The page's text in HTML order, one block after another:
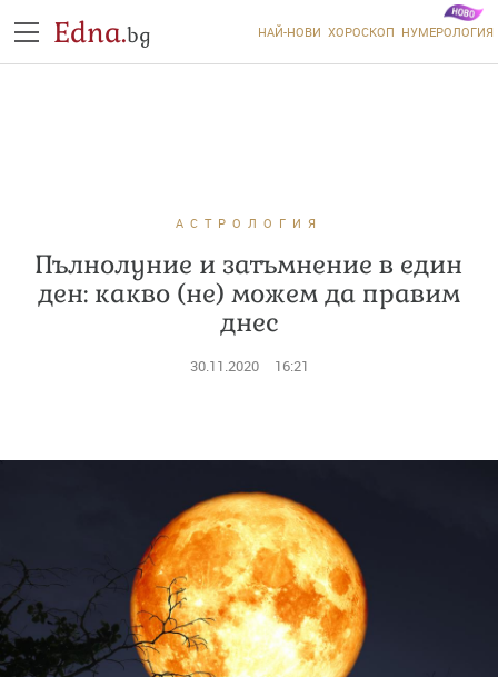
Edna.bg НАЙ-НОВИ ХОРОСКОП НУМЕРОЛОГИЯ
АСТРОЛОГИЯ
Пълнолуние и затъмнение в един
ден: какво (не) можем да правим
днес
30.11.2020 16:21